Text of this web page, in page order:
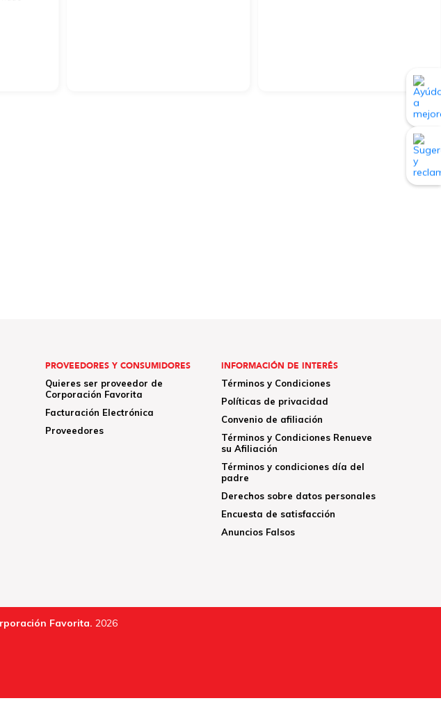
PROVEEDORES Y CONSUMIDORES
Quieres ser proveedor de
Corporación Favorita
Facturación Electrónica
Proveedores
INFORMACIÓN DE INTERÉS
Términos y Condiciones
Políticas de privacidad
Convenio de afiliación
Términos y Condiciones Renueve
su Afiliación
Términos y condiciones día del
padre
Derechos sobre datos personales
Encuesta de satisfacción
Anuncios Falsos
Favorita. 2026